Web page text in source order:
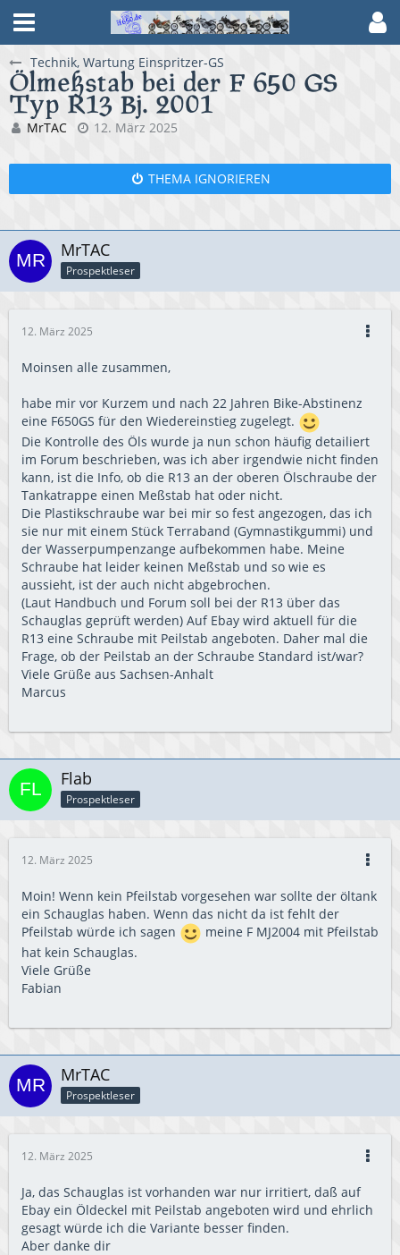
Technik, Wartung Einspritzer-GS
Ölmeßstab bei der F 650 GS
Typ R13 Bj. 2001
MrTAC 12. März 2025
THEMA IGNORIEREN
MrTAC
Prospektleser
12. März 2025
Moinsen alle zusammen,
habe mir vor Kurzem und nach 22 Jahren Bike-Abstinenz
eine F650GS für den Wiedereinstieg zugelegt.
Die Kontrolle des Öls wurde ja nun schon häufig detailiert
im Forum beschrieben, was ich aber irgendwie nicht finden
kann, ist die Info, ob die R13 an der oberen Ölschraube der
Tankatrappe einen Meßstab hat oder nicht.
Die Plastikschraube war bei mir so fest angezogen, das ich
sie nur mit einem Stück Terraband (Gymnastikgummi) und
der Wasserpumpenzange aufbekommen habe. Meine
Schraube hat leider keinen Meßstab und so wie es
aussieht, ist der auch nicht abgebrochen.
(Laut Handbuch und Forum soll bei der R13 über das
Schauglas geprüft werden) Auf Ebay wird aktuell für die
R13 eine Schraube mit Peilstab angeboten. Daher mal die
Frage, ob der Peilstab an der Schraube Standard ist/war?
Viele Grüße aus Sachsen-Anhalt
Marcus
Flab
Prospektleser
12. März 2025
Moin! Wenn kein Pfeilstab vorgesehen war sollte der öltank
ein Schauglas haben. Wenn das nicht da ist fehlt der
Pfeilstab würde ich sagen
meine F MJ2004 mit Pfeilstab
hat kein Schauglas.
Viele Grüße
Fabian
MrTAC
Prospektleser
12. März 2025
Ja, das Schauglas ist vorhanden war nur irritiert, daß auf
Ebay ein Öldeckel mit Peilstab angeboten wird und ehrlich
gesagt würde ich die Variante besser finden.
Aber danke dir